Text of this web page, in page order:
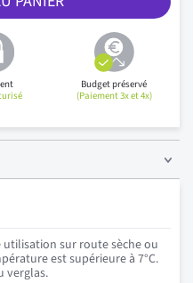
Budget préservé
(Paiement 3x et 4x)
utilisation sur route sèche ou
est supérieure à 7°C.
verglas.